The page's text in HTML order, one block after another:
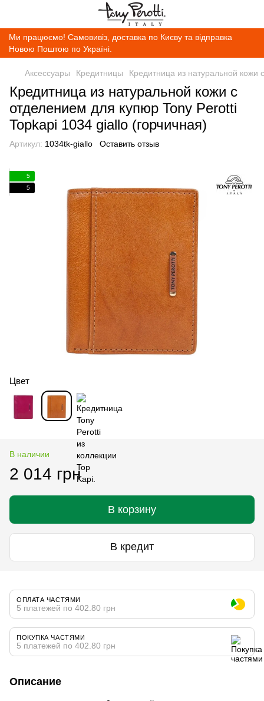
Ми працюємо! Самовивіз, доставка по Києву та відправка
Новою Поштою по Україні.
Аксессуары Кредитницы Кредитница из натуральной
Кредитница из натуральной кожи с
отделением для купюр Tony Perotti
Topkapi 1034 giallo (горчичная)
Артикул: 1034tk-giallo Оставить отзыв
5
5
Цвет
В наличии
2 014 грн
В корзину
В кредит
ОПЛАТА ЧАСТЯМИ
5 платежей по 402.80 грн
ПОКУПКА ЧАСТЯМИ
5 платежей по 402.80 грн
Описание